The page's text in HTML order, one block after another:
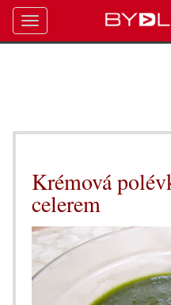
Krémová
celerem
Toggle
navigation